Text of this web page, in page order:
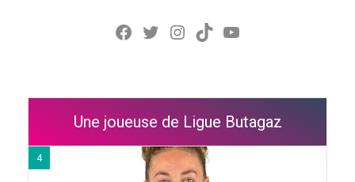
Facebook
Twitter
Instagram
TikTokYouTube
Une joueuse de Ligue Butagaz
4